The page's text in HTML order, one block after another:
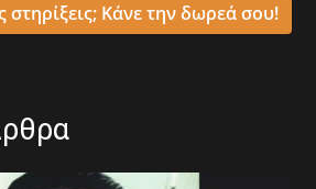
στηρίξεις; Κάνε την δωρεά σου!